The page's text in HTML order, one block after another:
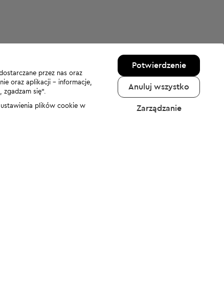
przez nas oraz
oraz aplikacji - informacje,
się”.
plików cookie w
Potwierdzenie
Anuluj wszystko
Zarządzanie